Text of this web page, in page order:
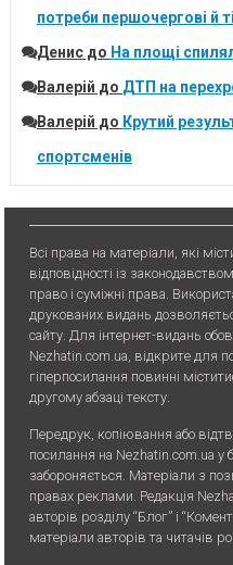
потреби першочергові й
Денисдо На площі
Валерій до ДТП на
Валерій до Крутий
спортсменів
Всі права на матеріали, які
відповідності із
право і суміжні права.
друкованих видань
сайту. Для iнтернет-видань
Nezhatin.com.ua, відкрите для
гіперпосилання повинні
другому абзаці тексту.
Передрук, копiювання або
посилання на Nezhatin.com.ua
забороняється. Матеріали з
правах реклами. Редакція
авторів розділу “Блог” і
матеріали авторів та читачів